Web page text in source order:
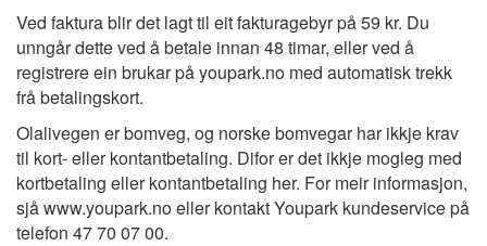
Ved faktura blir det lagt til eit fakturagebyr på 59 kr. Du
unngår dette ved å betale innan 48 timar, eller ved å
registrere ein brukar på youpark.no med automatisk trekk
frå betalingskort.
Olalivegen er bomveg, og norske bomvegar har ikkje krav
til kort- eller kontantbetaling. Difor er det ikkje mogleg med
kortbetaling eller kontantbetaling her. For meir informasjon,
sjå www.youpark.no eller kontakt Youpark kundeservice på
telefon 47 70 07 00.